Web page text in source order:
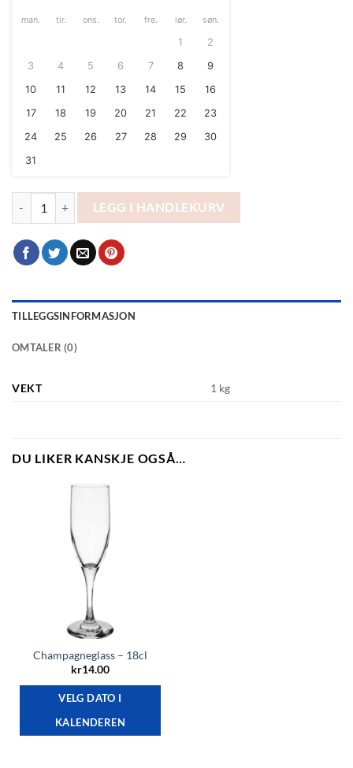
man. tir. ons. tor. fre. lør. søn.
1
2
3
4 5 6 7 8
9
10
11 12 13 14 15
16
17
18 19 20 21 22
23
24
25 26 27 28 29
30
31
Utleie av champagnevegg antall
LEGG I HANDLEKURV
TILLEGGSINFORMASJON
OMTALER (0)
VEKT 1 kg
DU LIKER KANSKJE OGSÅ…
Champagneglass – 18cl
kr14.00
VELG DATO I
KALENDEREN